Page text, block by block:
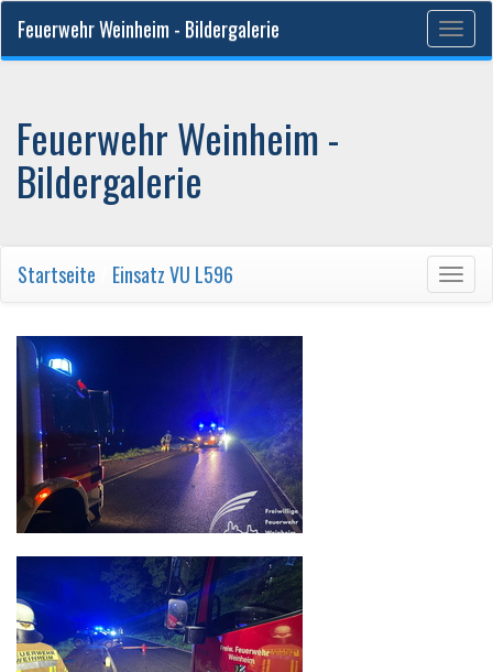
Feuerwehr Weinheim - Bildergalerie
Feuerwehr Weinheim -
Bildergalerie
Startseite Einsatz VU L596